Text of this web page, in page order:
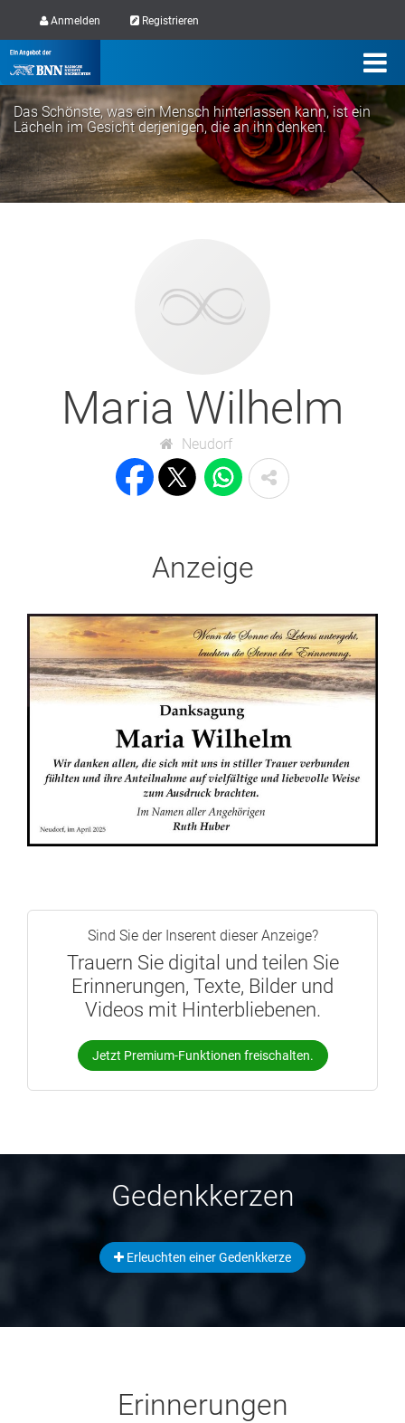
Anmelden Registrieren
Das Schönste, was ein Mensch hinterlassen kann, ist ein
Lächeln im Gesicht derjenigen, die an ihn denken.
Maria Wilhelm
Neudorf
Anzeige
Sind Sie der Inserent dieser Anzeige?
Trauern Sie digital und teilen Sie
Erinnerungen, Texte, Bilder und
Videos mit Hinterbliebenen.
Jetzt Premium-Funktionen freischalten.
Gedenkkerzen
Erleuchten einer Gedenkkerze
Erinnerungen